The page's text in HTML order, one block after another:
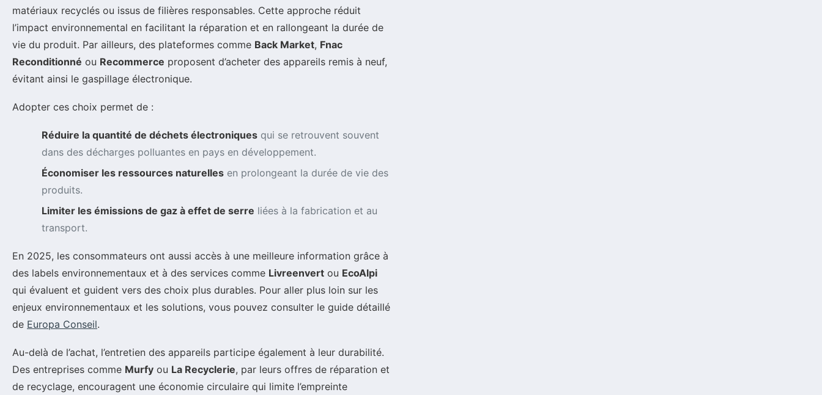
matériaux recyclés ou issus de filières responsables. Cette approche réduit
l’impact environnemental en facilitant la réparation et en rallongeant la durée de
vie du produit. Par ailleurs, des plateformes comme Back Market, Fnac
Reconditionné ou Recommerce proposent d’acheter des appareils remis à neuf,
évitant ainsi le gaspillage électronique.
Adopter ces choix permet de :
Réduire la quantité de déchets électroniques qui se retrouvent souvent
dans des décharges polluantes en pays en développement.
Économiser les ressources naturelles en prolongeant la durée de vie des
produits.
Limiter les émissions de gaz à effet de serre liées à la fabrication et au
transport.
En 2025, les consommateurs ont aussi accès à une meilleure information grâce à
des labels environnementaux et à des services comme Livreenvert ou EcoAlpi
qui évaluent et guident vers des choix plus durables. Pour aller plus loin sur les
enjeux environnementaux et les solutions, vous pouvez consulter le guide détaillé
de Europa Conseil.
Au-delà de l’achat, l’entretien des appareils participe également à leur durabilité.
Des entreprises comme Murfy ou La Recyclerie, par leurs offres de réparation et
de recyclage, encouragent une économie circulaire qui limite l’empreinte